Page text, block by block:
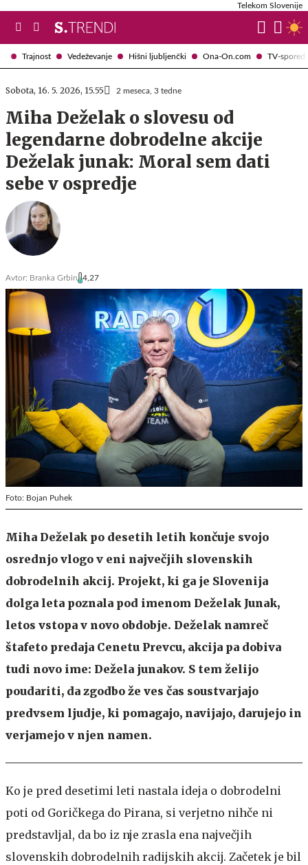
Trajnost Vedeževanje Hišni ljubljenčki Ona-On.com TV-spored
Telekom Slovenije
Sobota, 16. 5. 2026, 15.55 2 meseca, 3 tedne
Miha Deželak o slovesu od
legendarne dobrodelne akcije
Deželak junak: Moral sem dati
sebe v ospredje
Avtor: Branka Grbin 4,27
Foto: Bojan Puhek
Miha Deželak po desetih letih končuje svojo
osrednjo vlogo v eni največjih slovenskih
dobrodelnih akcij. Projekt, ki ga je Slovenija
dolga leta poznala pod imenom Deželak Junak,
letos vstopa v novo obdobje. Deželak namreč
štafeto predaja Cenetu Prevcu, akcija pa dobiva
tudi novo ime: Dežela junakov. S tem želijo
poudariti, da zgodbo že ves čas soustvarjajo
predvsem ljudje, ki pomagajo, navijajo, darujejo in
verjamejo v njen namen.
Ko je pred desetimi leti nastala ideja o dobrodelni
poti od Goričkega do Pirana, si verjetno nihče ni
predstavljal, da bo iz nje zrasla ena največjih
slovenskih dobrodelnih radijskih akcij. Začetek je bil